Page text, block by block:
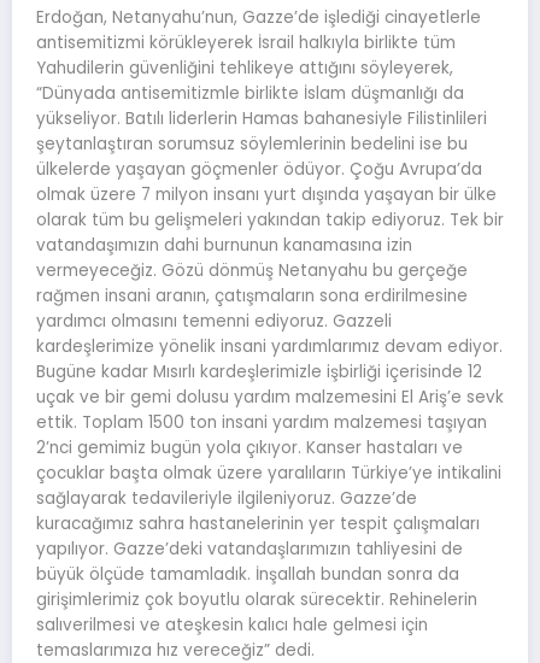
Erdoğan, Netanyahu’nun, Gazze’de işlediği cinayetlerle
antisemitizmi körükleyerek İsrail halkıyla birlikte tüm
Yahudilerin güvenliğini tehlikeye attığını söyleyerek,
“Dünyada antisemitizmle birlikte İslam düşmanlığı da
yükseliyor. Batılı liderlerin Hamas bahanesiyle Filistinlileri
şeytanlaştıran sorumsuz söylemlerinin bedelini ise bu
ülkelerde yaşayan göçmenler ödüyor. Çoğu Avrupa’da
olmak üzere 7 milyon insanı yurt dışında yaşayan bir ülke
olarak tüm bu gelişmeleri yakından takip ediyoruz. Tek bir
vatandaşımızın dahi burnunun kanamasına izin
vermeyeceğiz. Gözü dönmüş Netanyahu bu gerçeğe
rağmen insani aranın, çatışmaların sona erdirilmesine
yardımcı olmasını temenni ediyoruz. Gazzeli
kardeşlerimize yönelik insani yardımlarımız devam ediyor.
Bugüne kadar Mısırlı kardeşlerimizle işbirliği içerisinde 12
uçak ve bir gemi dolusu yardım malzemesini El Ariş’e sevk
ettik. Toplam 1500 ton insani yardım malzemesi taşıyan
2’nci gemimiz bugün yola çıkıyor. Kanser hastaları ve
çocuklar başta olmak üzere yaralıların Türkiye’ye intikalini
sağlayarak tedavileriyle ilgileniyoruz. Gazze’de
kuracağımız sahra hastanelerinin yer tespit çalışmaları
yapılıyor. Gazze’deki vatandaşlarımızın tahliyesini de
büyük ölçüde tamamladık. İnşallah bundan sonra da
girişimlerimiz çok boyutlu olarak sürecektir. Rehinelerin
salıverilmesi ve ateşkesin kalıcı hale gelmesi için
temaslarımıza hız vereceğiz” dedi.